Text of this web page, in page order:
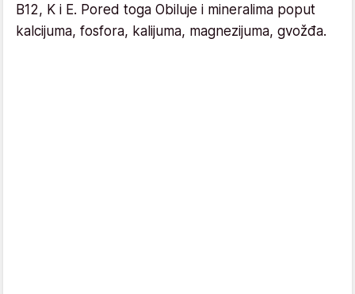
B12, K i E. Pored toga Obiluje i mineralima poput
kalcijuma, fosfora, kalijuma, magnezijuma, gvožđa.